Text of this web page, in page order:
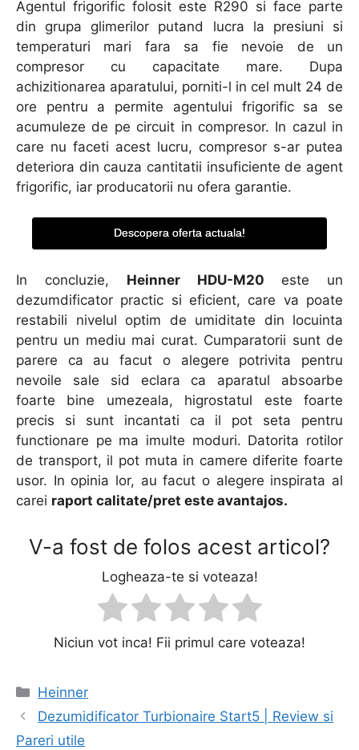
Agentul frigorific folosit este R290 si face parte
din grupa glimerilor putand lucra la presiuni si
temperaturi mari fara sa fie nevoie de un
compresor cu capacitate mare. Dupa
achizitionarea aparatului, porniti-l in cel mult 24 de
ore pentru a permite agentului frigorific sa se
acumuleze de pe circuit in compresor. In cazul in
care nu faceti acest lucru, compresor s-ar putea
deteriora din cauza cantitatii insuficiente de agent
frigorific, iar producatorii nu ofera garantie.
Descopera oferta actuala!
In concluzie, Heinner HDU-M20 este un
dezumdificator practic si eficient, care va poate
restabili nivelul optim de umiditate din locuinta
pentru un mediu mai curat. Cumparatorii sunt de
parere ca au facut o alegere potrivita pentru
nevoile sale sid eclara ca aparatul absoarbe
foarte bine umezeala, higrostatul este foarte
precis si sunt incantati ca il pot seta pentru
functionare pe ma imulte moduri. Datorita rotilor
de transport, il pot muta in camere diferite foarte
usor. In opinia lor, au facut o alegere inspirata al
carei raport calitate/pret este avantajos.
V-a fost de folos acest articol?
Logheaza-te si voteaza!
Niciun vot inca! Fii primul care voteaza!
Categorii
Heinner
Navigare
în
Dezumidificator Turbionaire Start5 | Review si
Pareri utile